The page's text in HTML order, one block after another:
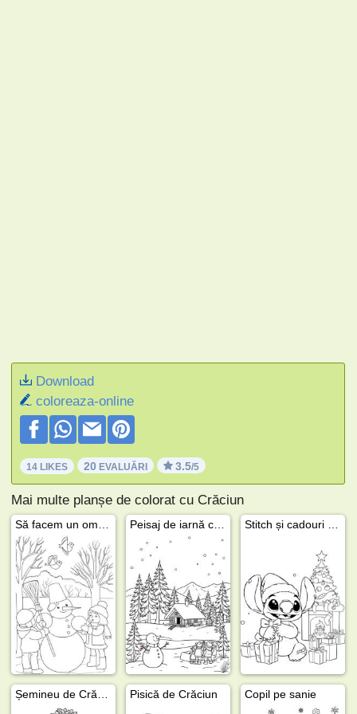
Download
coloreaza-online
14 LIKES 20 EVALUĂRI 3.5/5
Mai multe planșe de colorat cu Crăciun
Pisică de Crăciun Copil pe sanie